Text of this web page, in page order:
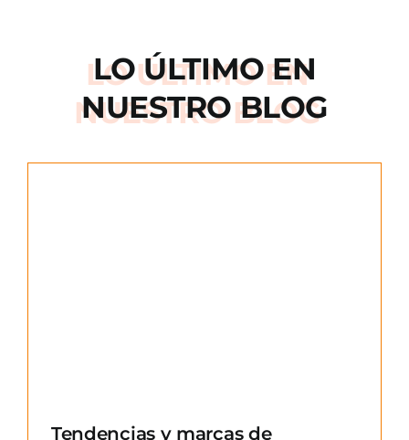
LO ÚLTIMO EN
NUESTRO BLOG
Tendencias y marcas de